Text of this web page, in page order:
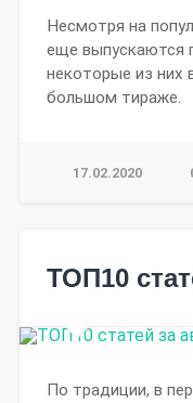
Несмотря на
еще выпускаются
некоторые из них
большом тираже.
17.02.2020
ТОП10
По традиции, в